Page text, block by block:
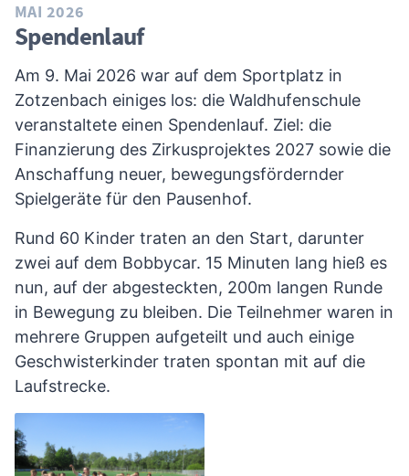
MAI 2026
Spendenlauf
Am 9. Mai 2026 war auf dem Sportplatz in
Zotzenbach einiges los: die Waldhufenschule
veranstaltete einen Spendenlauf. Ziel: die
Finanzierung des Zirkusprojektes 2027 sowie die
Anschaffung neuer, bewegungsfördernder
Spielgeräte für den Pausenhof.
Rund 60 Kinder traten an den Start, darunter
zwei auf dem Bobbycar. 15 Minuten lang hieß es
nun, auf der abgesteckten, 200m langen Runde
in Bewegung zu bleiben. Die Teilnehmer waren in
mehrere Gruppen aufgeteilt und auch einige
Geschwisterkinder traten spontan mit auf die
Laufstrecke.